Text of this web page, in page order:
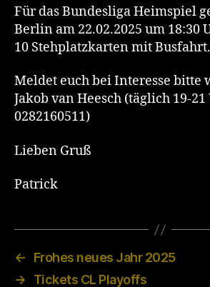
Für das Bundesliga Heimspiel
Berlin am 22.02.2025 um 18:30
10 Stehplatzkarten mit Busfahrt.
Meldet euch bei Interesse bitte
Jakob van Heesch (täglich 19-
0282160511)
Lieben Gruß
Patrick
←
Frohes neues Jahr 2025
→
Tickets CL Playoffs